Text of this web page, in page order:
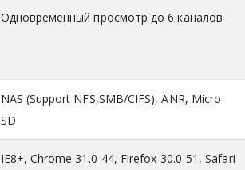
Одновременный просмотр до 6 каналов
NAS (Support NFS,SMB/CIFS), ANR, Micro
SD
IE8+, Chrome 31.0-44, Firefox 30.0-51, Safari